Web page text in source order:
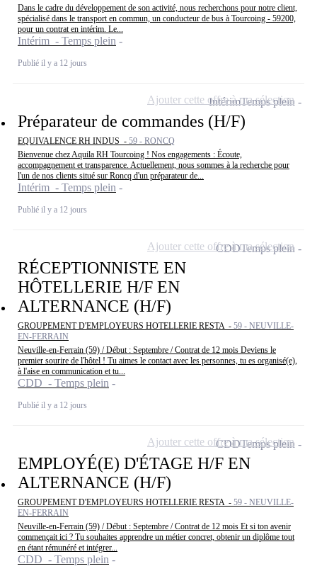
Dans le cadre du développement de son activité, nous recherchons pour notre client,
spécialisé dans le transport en commun, un conducteur de bus à Tourcoing - 59200,
pour un contrat en intérim. Le...
Intérim - Temps plein
Publié il y a 12 jours
Préparateur de commandes (H/F)
EQUIVALENCE RH INDUS - 59 - RONCQ
Bienvenue chez Aquila RH Tourcoing ! Nos engagements : Écoute,
accompagnement et transparence. Actuellement, nous sommes à la recherche pour
l'un de nos clients situé sur Roncq d'un préparateur de...
Intérim - Temps plein
Publié il y a 12 jours
IntérimTemps plein
Ajouter cette offre à ma sélection
RÉCEPTIONNISTE EN
HÔTELLERIE H/F EN
ALTERNANCE (H/F)
GROUPEMENT D'EMPLOYEURS HOTELLERIE RESTA - 59 - NEUVILLE-
EN-FERRAIN
Neuville-en-Ferrain (59) / Début : Septembre / Contrat de 12 mois Deviens le
premier sourire de l'hôtel ! Tu aimes le contact avec les personnes, tu es organisé(e),
à l'aise en communication et tu...
CDD - Temps plein
Publié il y a 12 jours
CDDTemps plein
Ajouter cette offre à ma sélection
EMPLOYÉ(E) D'ÉTAGE H/F EN
ALTERNANCE (H/F)
GROUPEMENT D'EMPLOYEURS HOTELLERIE RESTA - 59 - NEUVILLE-
EN-FERRAIN
Neuville-en-Ferrain (59) / Début : Septembre / Contrat de 12 mois Et si ton avenir
commençait ici ? Tu souhaites apprendre un métier concret, obtenir un diplôme tout
en étant rémunéré et intégrer...
CDD - Temps plein
CDDTemps plein
Ajouter cette offre à ma sélection